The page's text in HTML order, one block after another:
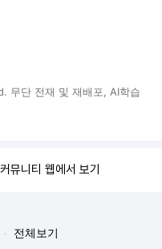
단 전재 및 재배포, AI학습
뮤니티 웹에서 보기
전체보기